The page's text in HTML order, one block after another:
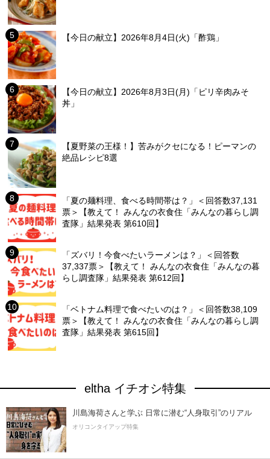
【今日の献立】2026年8月4日(火)「酢鶏」
【今日の献立】2026年8月3日(月)「ピリ辛肉みそ
丼」
【夏野菜の王様！】苦みがクセになる！ピーマンの
絶品レシピ8選
「夏の麺料理、食べる時間帯は？」＜回答数37,131
票＞【教えて！ みんなの衣食住「みんなの暮らし調
査隊」結果発表 第610回】
「ズバリ！今食べたいラーメンは？」＜回答数
37,337票＞【教えて！ みんなの衣食住「みんなの暮
らし調査隊」結果発表 第612回】
「ベトナム料理で食べたいのは？」＜回答数38,109
票＞【教えて！ みんなの衣食住「みんなの暮らし調
査隊」結果発表 第615回】
eltha イチオシ特集
川島海荷さんと学ぶ 日常に潜む“人身取引”のリアル
オリコンタイアップ特集